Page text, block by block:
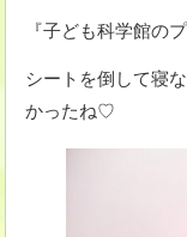
園の生活
入園資料・お問い合
『子ども科学館の
シートを倒して寝
かったね♡